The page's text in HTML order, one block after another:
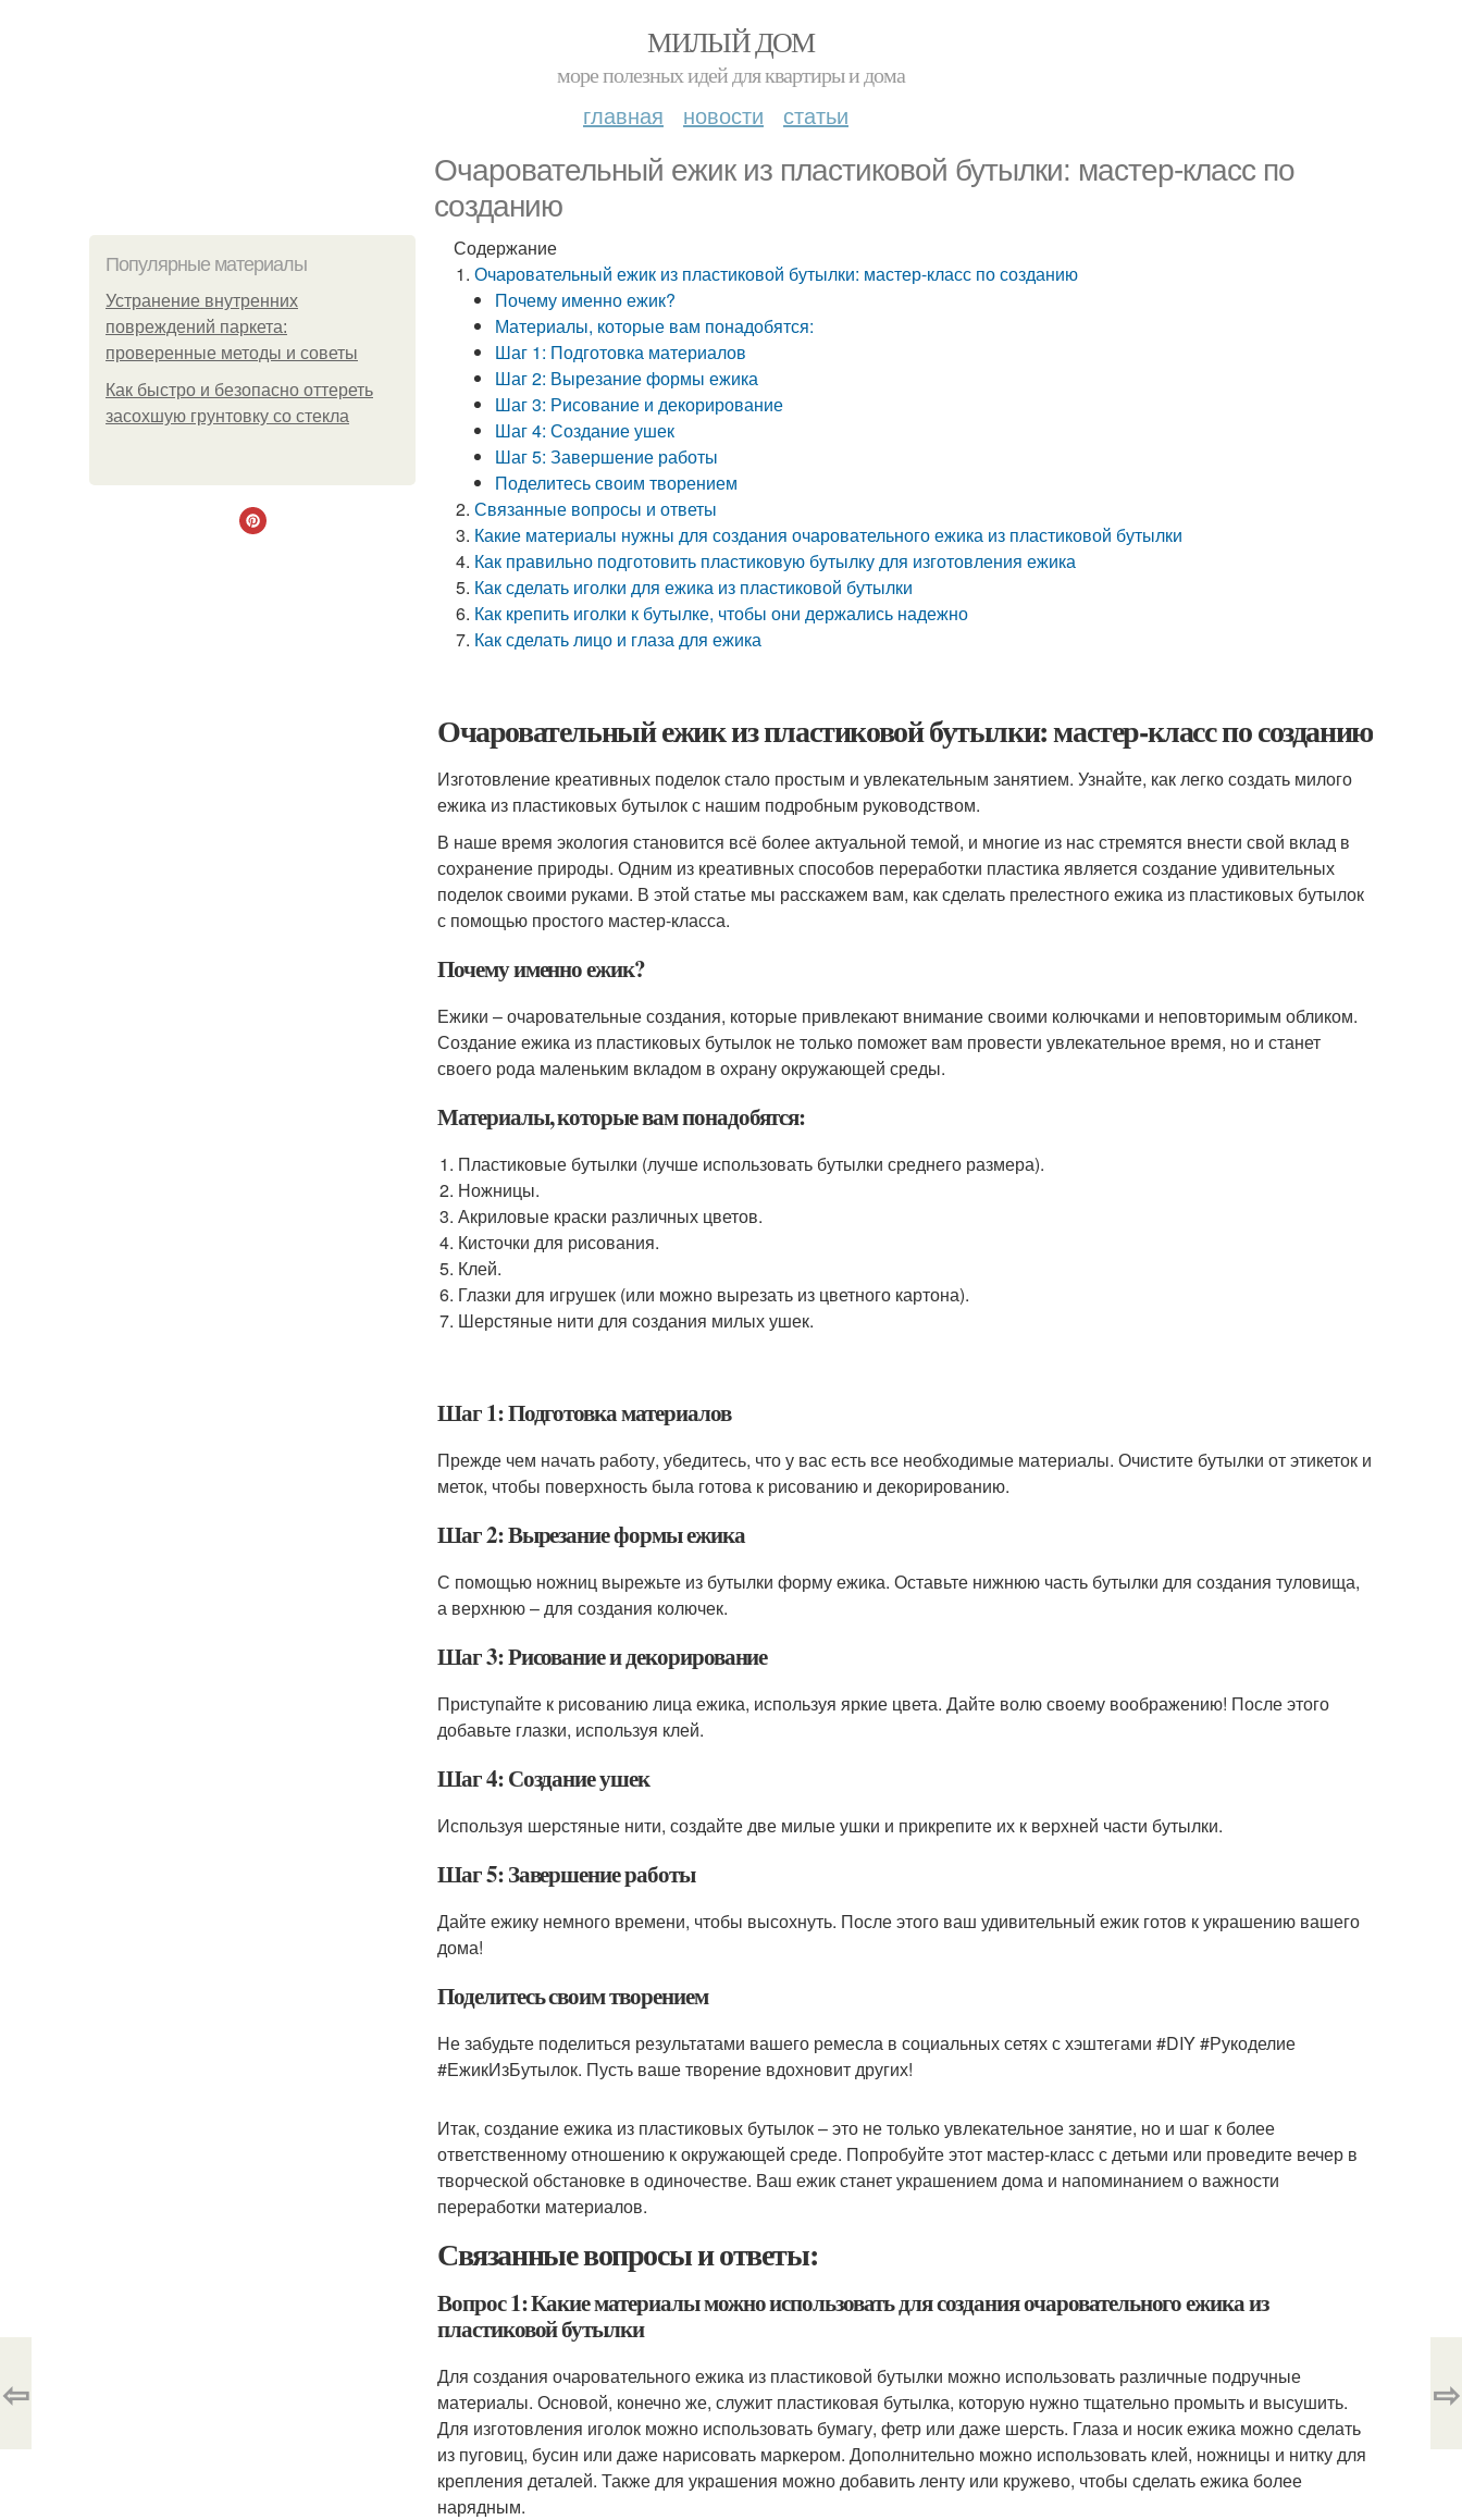
МИЛЫЙ ДОМ
море полезных идей для квартиры и дома
главная новости статьи
Очаровательный ежик из пластиковой бутылки: мастер-класс по
созданию
Популярные материалы
Устранение внутренних
повреждений паркета:
проверенные методы и советы
Как быстро и безопасно оттереть
засохшую грунтовку со стекла
Содержание
Очаровательный ежик из пластиковой бутылки: мастер-класс по созданию
Почему именно ежик?
Материалы, которые вам понадобятся:
Шаг 1: Подготовка материалов
Шаг 2: Вырезание формы ежика
Шаг 3: Рисование и декорирование
Шаг 4: Создание ушек
Шаг 5: Завершение работы
Поделитесь своим творением
Связанные вопросы и ответы
Какие материалы нужны для создания очаровательного ежика из пластиковой бутылки
Как правильно подготовить пластиковую бутылку для изготовления ежика
Как сделать иголки для ежика из пластиковой бутылки
Как крепить иголки к бутылке, чтобы они держались надежно
Как сделать лицо и глаза для ежика
Очаровательный ежик из пластиковой бутылки: мастер-класс по созданию
Изготовление креативных поделок стало простым и увлекательным занятием. Узнайте, как легко создать милого
ежика из пластиковых бутылок с нашим подробным руководством.
В наше время экология становится всё более актуальной темой, и многие из нас стремятся внести свой вклад в
сохранение природы. Одним из креативных способов переработки пластика является создание удивительных
поделок своими руками. В этой статье мы расскажем вам, как сделать прелестного ежика из пластиковых бутылок
с помощью простого мастер-класса.
Почему именно ежик?
Ежики – очаровательные создания, которые привлекают внимание своими колючками и неповторимым обликом.
Создание ежика из пластиковых бутылок не только поможет вам провести увлекательное время, но и станет
своего рода маленьким вкладом в охрану окружающей среды.
Материалы, которые вам понадобятся:
Пластиковые бутылки (лучше использовать бутылки среднего размера).
Ножницы.
Акриловые краски различных цветов.
Кисточки для рисования.
Клей.
Глазки для игрушек (или можно вырезать из цветного картона).
Шерстяные нити для создания милых ушек.
Шаг 1: Подготовка материалов
Прежде чем начать работу, убедитесь, что у вас есть все необходимые материалы. Очистите бутылки от этикеток и
меток, чтобы поверхность была готова к рисованию и декорированию.
Шаг 2: Вырезание формы ежика
С помощью ножниц вырежьте из бутылки форму ежика. Оставьте нижнюю часть бутылки для создания туловища,
а верхнюю – для создания колючек.
Шаг 3: Рисование и декорирование
Приступайте к рисованию лица ежика, используя яркие цвета. Дайте волю своему воображению! После этого
добавьте глазки, используя клей.
Шаг 4: Создание ушек
Используя шерстяные нити, создайте две милые ушки и прикрепите их к верхней части бутылки.
Шаг 5: Завершение работы
Дайте ежику немного времени, чтобы высохнуть. После этого ваш удивительный ежик готов к украшению вашего
дома!
Поделитесь своим творением
Не забудьте поделиться результатами вашего ремесла в социальных сетях с хэштегами #DIY #Рукоделие
#ЕжикИзБутылок. Пусть ваше творение вдохновит других!
Итак, создание ежика из пластиковых бутылок – это не только увлекательное занятие, но и шаг к более
ответственному отношению к окружающей среде. Попробуйте этот мастер-класс с детьми или проведите вечер в
творческой обстановке в одиночестве. Ваш ежик станет украшением дома и напоминанием о важности
переработки материалов.
Связанные вопросы и ответы:
Вопрос 1: Какие материалы можно использовать для создания очаровательного ежика из
пластиковой бутылки
Для создания очаровательного ежика из пластиковой бутылки можно использовать различные подручные
материалы. Основой, конечно же, служит пластиковая бутылка, которую нужно тщательно промыть и высушить.
Для изготовления иголок можно использовать бумагу, фетр или даже шерсть. Глаза и носик ежика можно сделать
из пуговиц, бусин или даже нарисовать маркером. Дополнительно можно использовать клей, ножницы и нитку для
крепления деталей. Также для украшения можно добавить ленту или кружево, чтобы сделать ежика более
нарядным.
⇦ ⇨